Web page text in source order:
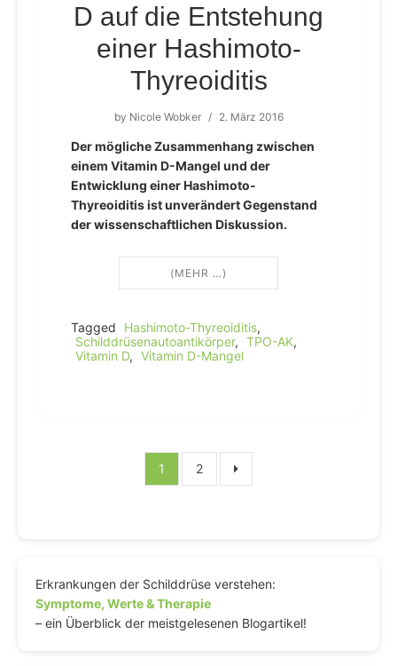
D auf die Entstehung
einer Hashimoto-
Thyreoiditis
by Nicole Wobker / 2. März 2016
Der mögliche Zusammenhang zwischen
einem Vitamin D-Mangel und der
Entwicklung einer Hashimoto-
Thyreoiditis ist unverändert Gegenstand
der wissenschaftlichen Diskussion.
(MEHR …)
Tagged Hashimoto-Thyreoiditis,
Schilddrüsenautoantikörper, TPO-AK,
Vitamin D, Vitamin D-Mangel
Seitennummerierung
1 2
Erkrankungen der Schilddrüse verstehen:
Symptome, Werte & Therapie
– ein Überblick der meistgelesenen Blogartikel!